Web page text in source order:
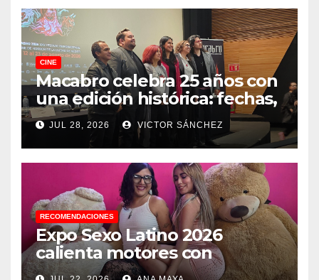
CINE
Macabro celebra 25 años con
una edición histórica: fechas,
sedes, invitados y todo lo que
debes saber
JUL 28, 2026 VICTOR SÁNCHEZ
RECOMENDACIONES
Expo Sexo Latino 2026
calienta motores con
conferencia de prensa y